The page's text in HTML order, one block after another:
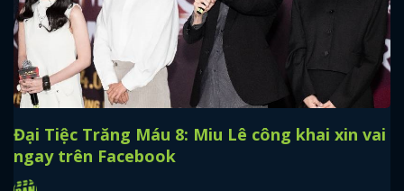
Đại Tiệc Trăng Máu 8: Miu Lê công khai xin vai
ngay trên Facebook